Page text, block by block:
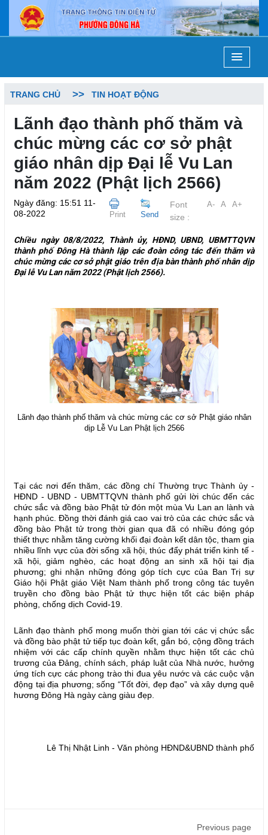
TRANG CHỦ TIN HOẠT ĐỘNG
Lãnh đạo thành phố thăm và
chúc mừng các cơ sở phật
giáo nhân dịp Đại lễ Vu Lan
năm 2022 (Phật lịch 2566)
Ngày đăng: 15:51 11-
08-2022
Print Send
Font
size :
A- A A+
Chiều ngày 08/8/2022, Thành ủy, HĐND, UBND, UBMTTQVN
thành phố Đông Hà thành lập các đoàn công tác đến thăm và
chúc mừng các cơ sở phật giáo trên địa bàn thành phố nhân dịp
Đại lễ Vu Lan năm 2022 (Phật lịch 2566).
Lãnh đạo thành phố thăm và chúc mừng các cơ sở Phật giáo nhân
dịp Lễ Vu Lan Phật lịch 2566
Tại các nơi đến thăm, các đồng chí Thường trực Thành ủy -
HĐND - UBND - UBMTTQVN thành phố gửi lời chúc đến các
chức sắc và đồng bào Phật tử đón một mùa Vu Lan an lành và
hạnh phúc. Đồng thời đánh giá cao vai trò của các chức sắc và
đồng bào Phật tử trong thời gian qua đã có nhiều đóng góp
thiết thực nhằm tăng cường khối đại đoàn kết dân tộc, tham gia
nhiều lĩnh vực của đời sống xã hội, thúc đẩy phát triển kinh tế -
xã hội, giảm nghèo, các hoạt động an sinh xã hội tại địa
phương; ghi nhận những đóng góp tích cực của Ban Trị sự
Giáo hội Phật giáo Việt Nam thành phố trong công tác tuyên
truyền cho đồng bào Phật tử thực hiện tốt các biện pháp
phòng, chống dịch Covid-19.
Lãnh đạo thành phố mong muốn thời gian tới các vị chức sắc
và đồng bào phật tử tiếp tục đoàn kết, gắn bó, cộng đồng trách
nhiệm với các cấp chính quyền nhằm thực hiện tốt các chủ
trương của Đảng, chính sách, pháp luật của Nhà nước, hưởng
ứng tích cực các phong trào thi đua yêu nước và các cuộc vận
động tại địa phương; sống “Tốt đời, đẹp đạo” và xây dựng quê
hương Đông Hà ngày càng giàu đẹp.
Lê Thị Nhật Linh - Văn phòng HĐND&UBND thành phố
Previous page